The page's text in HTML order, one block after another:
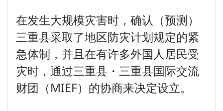
在发生大规模灾害时，确认（预测）
三重县采取了地区防灾计划规定的紧
急体制，并且在有许多外国人居民受
灾时，通过三重县・三重县国际交流
财团（MIEF）的协商来决定设立。